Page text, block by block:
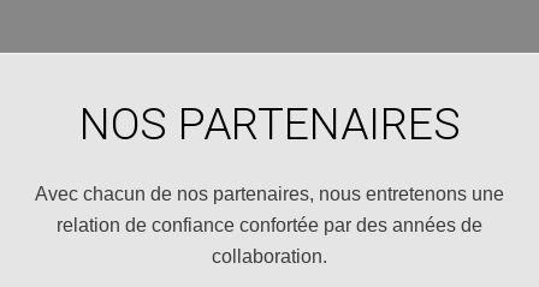
NOS PARTENAIRES
Avec chacun de nos partenaires, nous entretenons une
relation de confiance confortée par des années de
collaboration.